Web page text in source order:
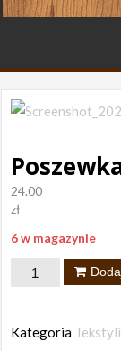
24.00
zł
6 w magazynie
ilość
40x40
Kategoria